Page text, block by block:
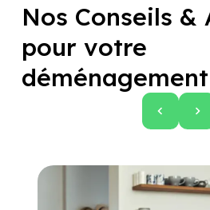
Nos Conseils &
pour votre
déménagement